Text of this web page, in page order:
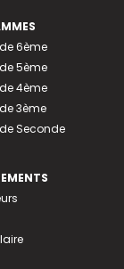
6ème
5ème
4ème
3ème
Seconde